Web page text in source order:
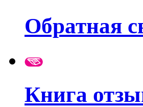
Обратная
Книга